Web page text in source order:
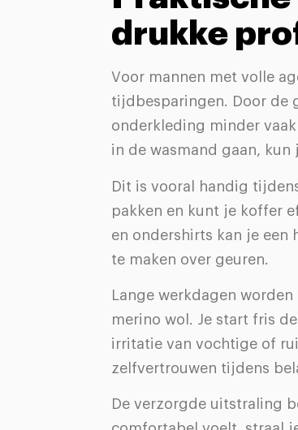
drukke
Voor mannen met volle
tijdbesparingen. Door de
onderkleding minder
in de wasmand gaan,
Dit is vooral handig
pakken en kunt je koffer
en ondershirts kan je een
te maken over geuren.
Lange werkdagen
merino wol. Je start fris
irritatie van vochtige of
zelfvertrouwen tijdens
De verzorgde uitstraling